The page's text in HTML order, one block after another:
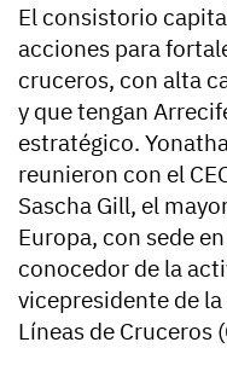
El consistorio
acciones para
cruceros, con alta
y que tengan
estratégico.
reunieron con el
Sascha Gill, el
Europa, con sede
conocedor de la
vicepresidente de
Líneas de Cruceros